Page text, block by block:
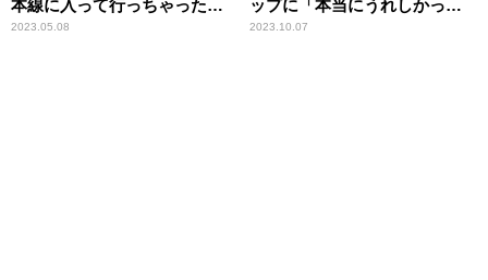
本線に入って行っちゃった
の！」
2023.05.08
ップに「本当にうれしかっ
た」
2023.10.07